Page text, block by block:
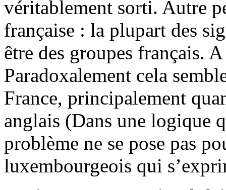
véritablement sorti. Autre
française : la plupart des
être des groupes français.
Paradoxalement cela
France, principalement
anglais (Dans une logique
problème ne se pose pas
luxembourgeois qui